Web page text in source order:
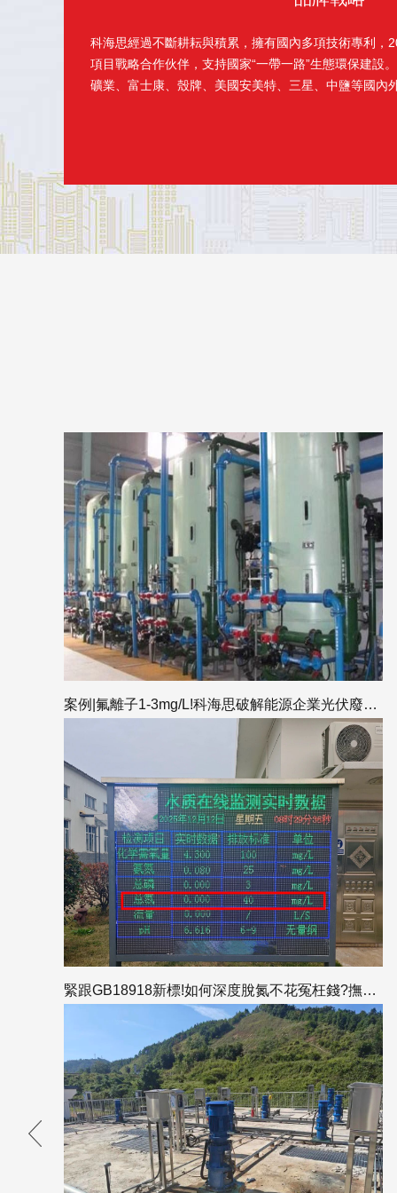
科海思經過不斷耕耘與積累，擁有國內多項技術專利，
項目戰略合作伙伴，支持國家“一帶一路”生態環保建設
礦業、富士康、殼牌、美國安美特、三星、中鹽等國內
案例|氟離子1-3mg/L!科海思破解能源企業光伏廢水“達標”與“護膜”雙重挑戰
緊跟GB18918新標!如何深度脫氮不花冤枉錢?撫州項目總氮出水為0的答案全解析